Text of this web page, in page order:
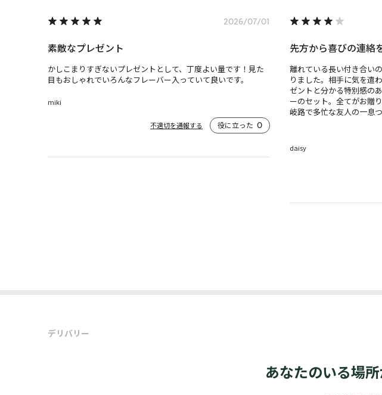
2026/07/01
素敵なプレゼント
かしこまりすぎないプレゼントとして、丁度よい量です！見た
目もおしゃれでいろんなフレーバー入っていて良いです。
miki
不適切を通報する 役に立った 0
先方から喜びの連絡
離れている長い付き合い
りました。相手に気を遣
ゼントと分かる特別感の
ーのセット。全てがお贈
岐路で多忙な友人の一息
daisy
デリバリー
あなたのいる場